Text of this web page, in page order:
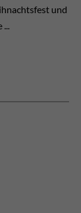
und
...